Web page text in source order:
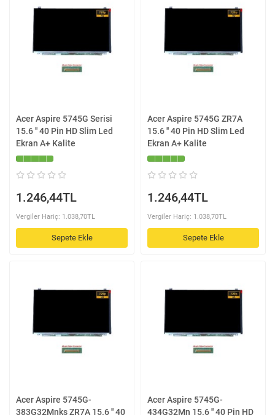
Acer Aspire 5745G Serisi
15.6 '' 40 Pin HD Slim Led
Ekran A+ Kalite
1.246,44TL
Vergiler Hariç: 1.038,70TL
Sepete Ekle
Acer Aspire 5745G ZR7A
15.6 '' 40 Pin HD Slim Led
Ekran A+ Kalite
1.246,44TL
Vergiler Hariç: 1.038,70TL
Sepete Ekle
Acer Aspire 5745G-
383G32Mnks ZR7A 15.6 '' 40
Acer Aspire 5745G-
434G32Mn 15.6 '' 40 Pin HD